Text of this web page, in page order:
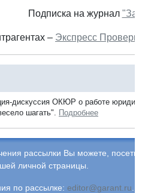
Подписка на журнал
– Экспресс
дискуссия ОКЮР о работе
шагать". Подробнее
рассылки Вы можете,
личной страницы.
по рассылке: editor@garant.ru